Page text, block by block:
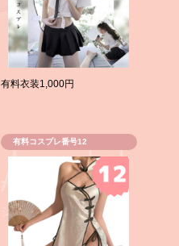
有料衣装1,000円
有料コスプレ番号12